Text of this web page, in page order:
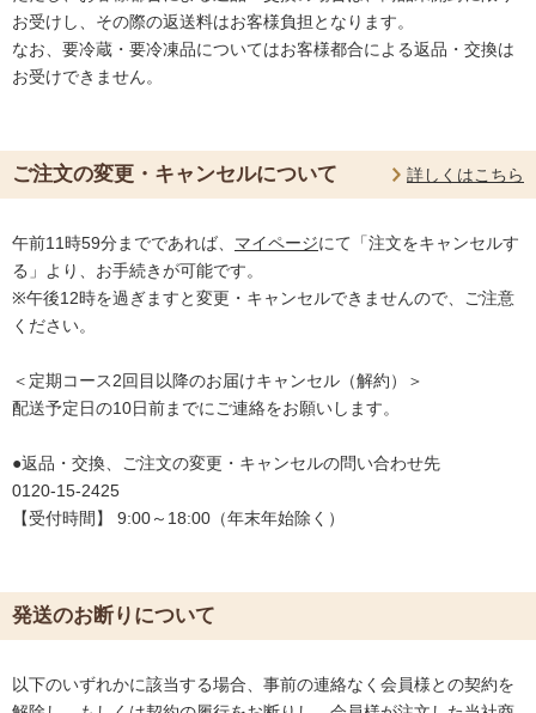
お受けし、その際の返送料はお客様負担となります。
なお、要冷蔵・要冷凍品についてはお客様都合による返品・交換は
お受けできません。
ご注文の変更・キャンセルについて 詳しくはこちら
午前11時59分までであれば、 マイページにて「注文をキャンセルす
る」より、お手続きが可能です。
※午後12時を過ぎますと変更・キャンセルできませんので、ご注意
ください。
＜定期コース2回目以降のお届けキャンセル（解約）＞
配送予定日の10日前までにご連絡をお願いします。
●返品・交換、ご注文の変更・キャンセルの問い合わせ先
0120-15-2425
【受付時間】 9:00～18:00（年末年始除く）
発送のお断りについて
以下のいずれかに該当する場合、事前の連絡なく会員様との契約を